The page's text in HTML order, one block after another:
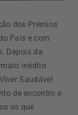
dos Prémios
País e com
Depois da
inédito
Saudável
de encontro e
os que